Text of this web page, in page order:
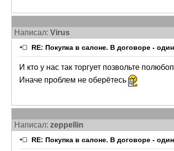
Написал: Virus
RE: Покупка в салоне. В договоре -
И кто у нас так торгует позвольте
Иначе проблем не оберётесь
Написал: zeppellin
RE: Покупка в салоне. В договоре -